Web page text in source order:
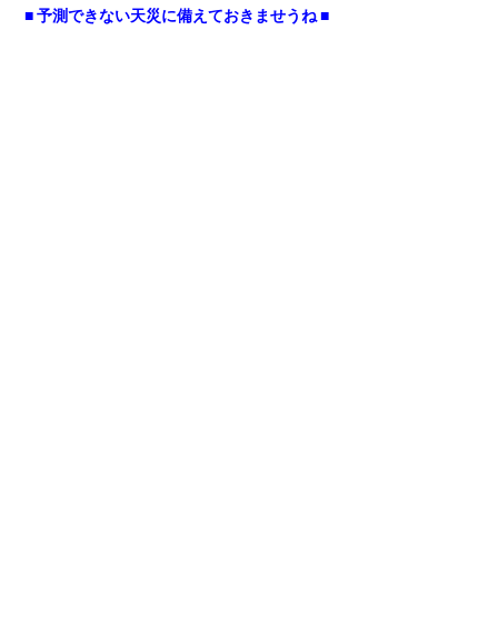
■ 予測できない天災に備えておきませうね ■